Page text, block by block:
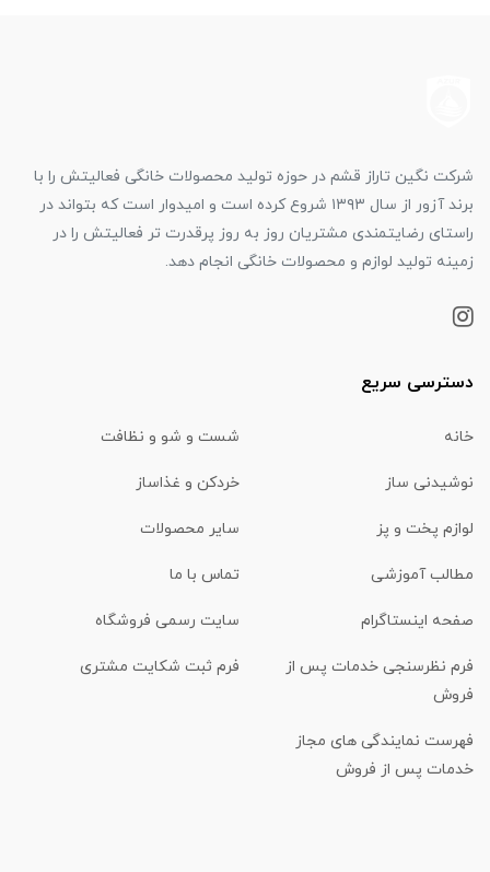
شرکت نگین تاراز قشم در حوزه تولید محصولات خانگی فعالیتش را با
برند آزور از سال ۱۳۹۳ شروع کرده است و امیدوار است که بتواند در
راستای رضایتمندی مشتریان روز به روز پرقدرت تر فعالیتش را در
زمینه تولید لوازم و محصولات خانگی انجام دهد.
دسترسی سریع
خانه شست و شو و نظافت
نوشیدنی ساز خردکن و غذاساز
لوازم پخت و پز سایر محصولات
مطالب آموزشی تماس با ما
صفحه اینستاگرام سایت رسمی فروشگاه
فرم نظرسنجی خدمات پس از
فروش
فرم ثبت شکایت مشتری
فهرست نمایندگی های مجاز
خدمات پس از فروش